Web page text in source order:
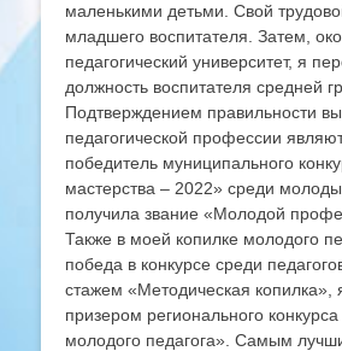
маленькими детьми. Свой
младшего воспитателя. Затем,
педагогический университет, я
должность воспитателя средней
Подтверждением правильности
педагогической профессии
победитель муниципального
мастерства – 2022» среди
получила звание «Молодой
Также в моей копилке молодого
победа в конкурсе среди
стажем «Методическая копилка»,
призером регионального
молодого педагога». Самым